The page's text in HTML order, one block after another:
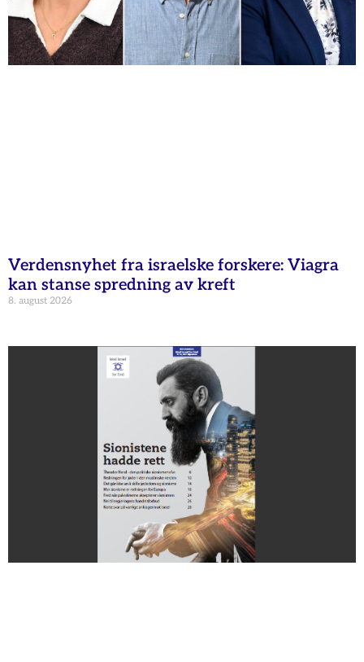
Verdensnyhet fra israelske forskere: Viagra
kan stanse spredning av kreft
8. august 2026